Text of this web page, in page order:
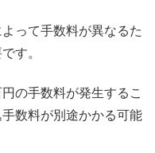
って手数料が異なるた
す。
の手数料が発生するこ
数料が別途かかる可能